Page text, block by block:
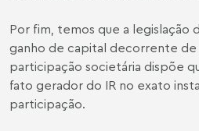
Por fim, temos que a legislação
ganho de capital decorrente de
participação societária dispõe
fato gerador do IR no exato
participação.